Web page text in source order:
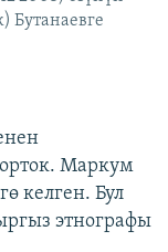
Бутанаевге
Маркум
келген. Бул
этнографы